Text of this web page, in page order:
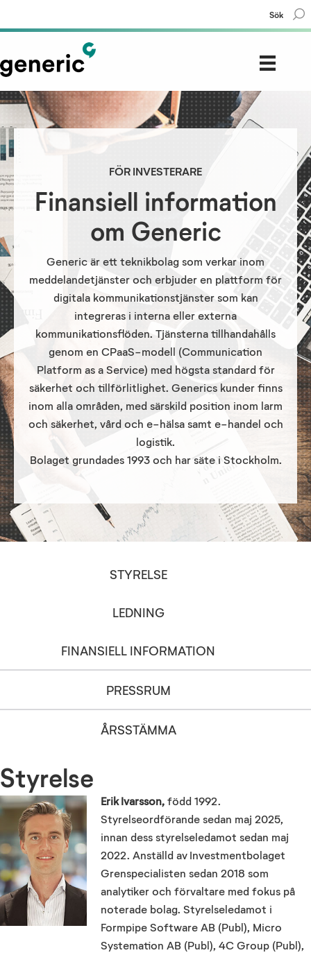
Sök
FÖR INVESTERARE
Finansiell information
om Generic
Generic är ett teknikbolag som verkar inom
meddelandetjänster och erbjuder en plattform för
digitala kommunikationstjänster som kan
integreras i interna eller externa
kommunikationsflöden. Tjänsterna tillhandahålls
genom en CPaaS-modell (Communication
Platform as a Service) med högsta standard för
säkerhet och tillförlitlighet. Generics kunder finns
inom alla områden, med särskild position inom larm
och säkerhet, vård och e-hälsa samt e-handel och
logistik.
Bolaget grundades 1993 och har säte i Stockholm.
STYRELSE
LEDNING
FINANSIELL INFORMATION
PRESSRUM
ÅRSSTÄMMA
Styrelse
Erik Ivarsson, född 1992.
Styrelseordförande sedan maj 2025,
innan dess styrelseledamot sedan maj
2022. Anställd av Investmentbolaget
Grenspecialisten sedan 2018 som
analytiker och förvaltare med fokus på
noterade bolag. Styrelseledamot i
Formpipe Software AB (Publ), Micro
Systemation AB (Publ), 4C Group (Publ),